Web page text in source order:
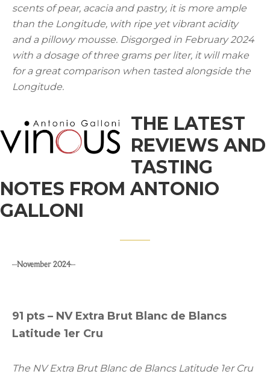
scents of pear, acacia and pastry, it is more ample
than the Longitude, with ripe yet vibrant acidity
and a pillowy mousse. Disgorged in February 2024
with a dosage of three grams per liter, it will make
for a great comparison when tasted alongside the
Longitude.
THE LATEST
REVIEWS AND
TASTING
NOTES FROM ANTONIO
GALLONI
–November 2024–
91 pts – NV Extra Brut Blanc de Blancs
Latitude 1er Cru
The NV Extra Brut Blanc de Blancs Latitude 1er Cru